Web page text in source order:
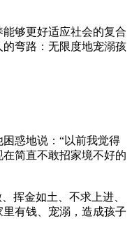
够更好适应社会的复合
弯路：无限度地宠溺孩
惑地说：“以前我觉得
简直不敢招家境不好的
挥金如土、不求上进、
有钱、宠溺，造成孩子